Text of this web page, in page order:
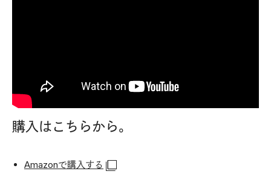
購入はこちらから。
Amazonで購入する